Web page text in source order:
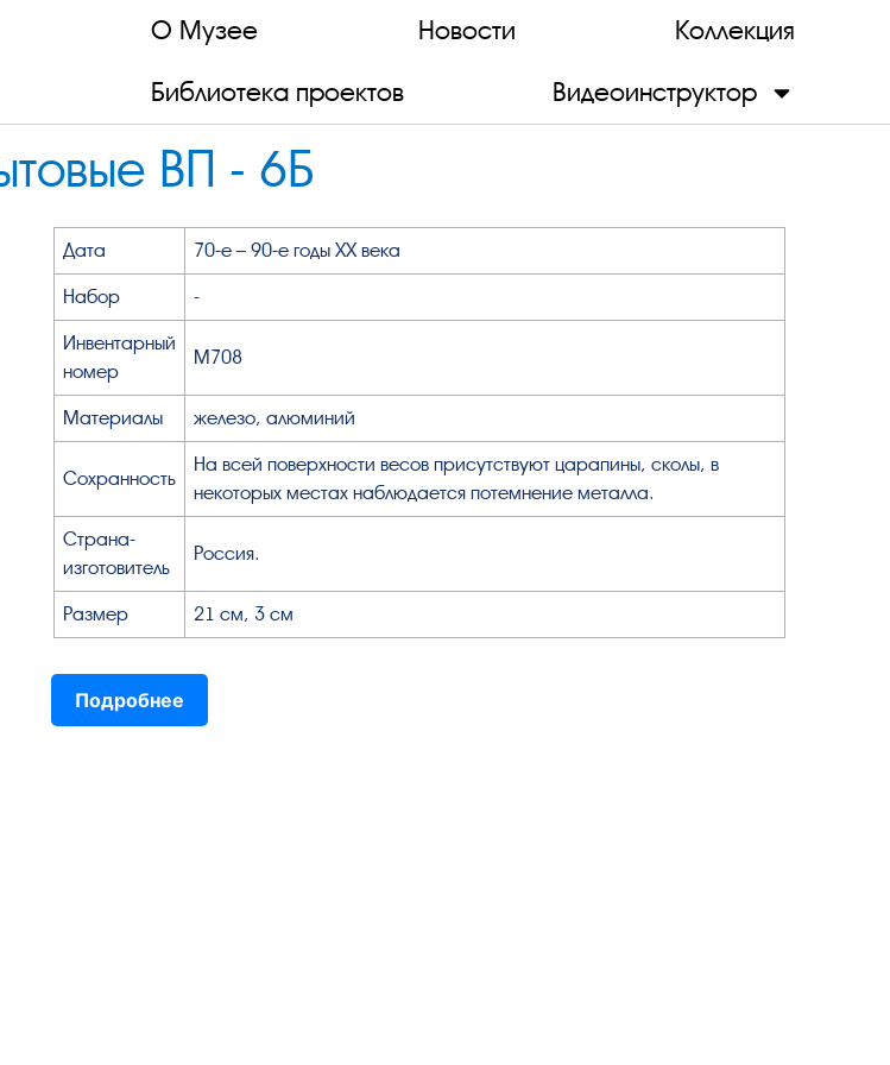
О Музее Новости Коллекция
Библиотека проектов Видеоинструктор
ВП - 6Б
Дата 70-е – 90-е годы XX века
Набор -
Инвентарный
номер
М708
Материалы железо, алюминий
Сохранность
На всей поверхности весов присутствуют царапины, сколы, в
некоторых местах наблюдается потемнение металла.
Страна-
изготовитель
Россия.
Размер 21 см, 3 см
Подробнее